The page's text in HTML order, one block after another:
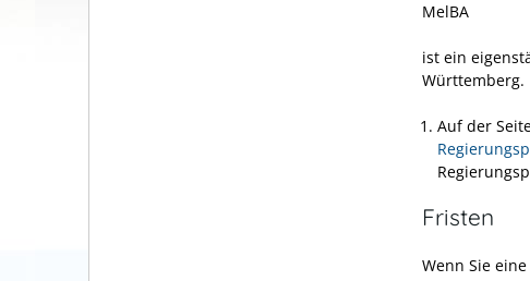
MelBA
ist ein
Württemberg.
Auf der
Fristen
Wenn Sie